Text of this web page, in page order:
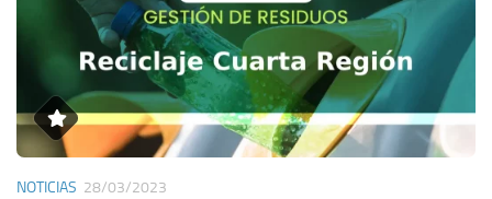
NOTICIAS 28/03/2023